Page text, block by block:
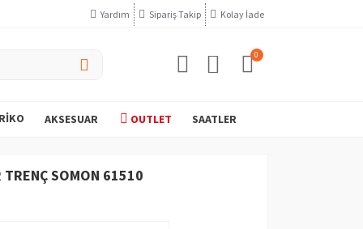
Yardım Sipariş Takip Kolay İade
0
AKSESUAR OUTLET SAATLER
SOMON 61510